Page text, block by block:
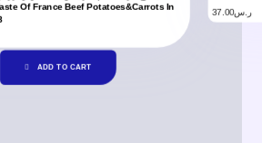
ADD TO CART
ر.س37.00